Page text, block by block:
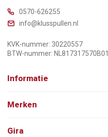
0570-626255
info@klusspullen.nl
KVK-nummer: 30220557
BTW-nummer: NL817317570B01
Informatie
Merken
Gira